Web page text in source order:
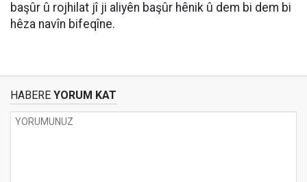
başûr û rojhilat jî ji aliyên başûr hênik û dem bi dem bi
hêza navîn bifeqîne.
HABERE YORUM KAT